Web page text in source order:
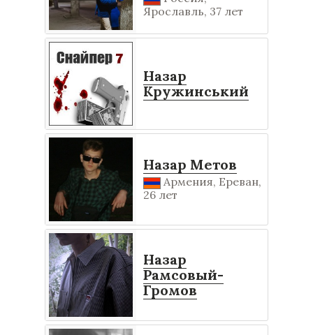
Ярославль, 37 лет
Назар
Кружинський
Назар Метов
Армения, Ереван,
26 лет
Назар
Рамсовый-
Громов